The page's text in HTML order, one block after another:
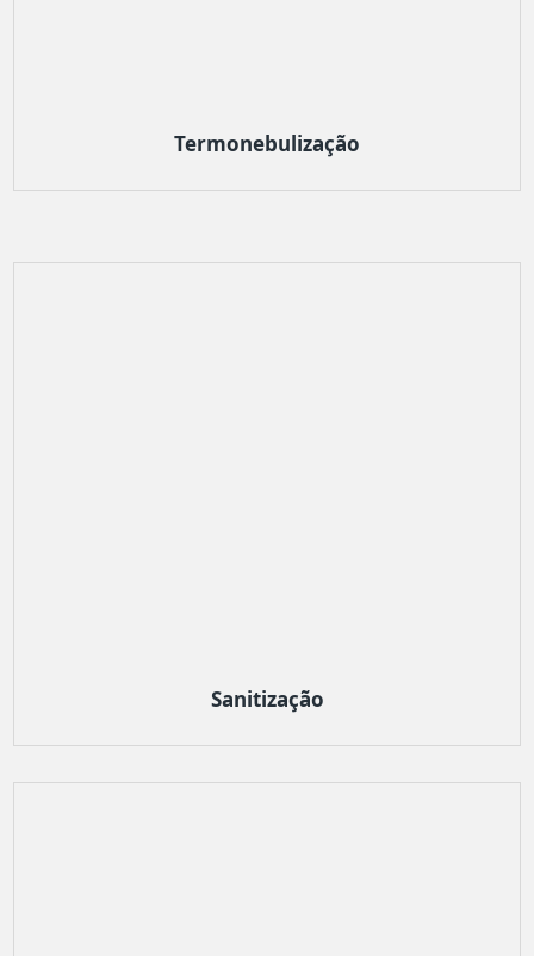
Termonebulização
Sanitização